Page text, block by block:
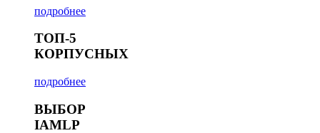
подробнее
ТОП-5
КОРПУСНЫХ
подробнее
ВЫБОР
IAMLP